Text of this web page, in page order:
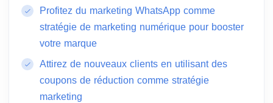
Profitez du marketing WhatsApp comme
stratégie de marketing numérique pour booster
votre marque
Attirez de nouveaux clients en utilisant des
coupons de réduction comme stratégie
marketing